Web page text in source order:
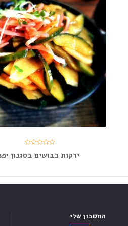
ירקות כבושים בסגנון
החשבון שלי